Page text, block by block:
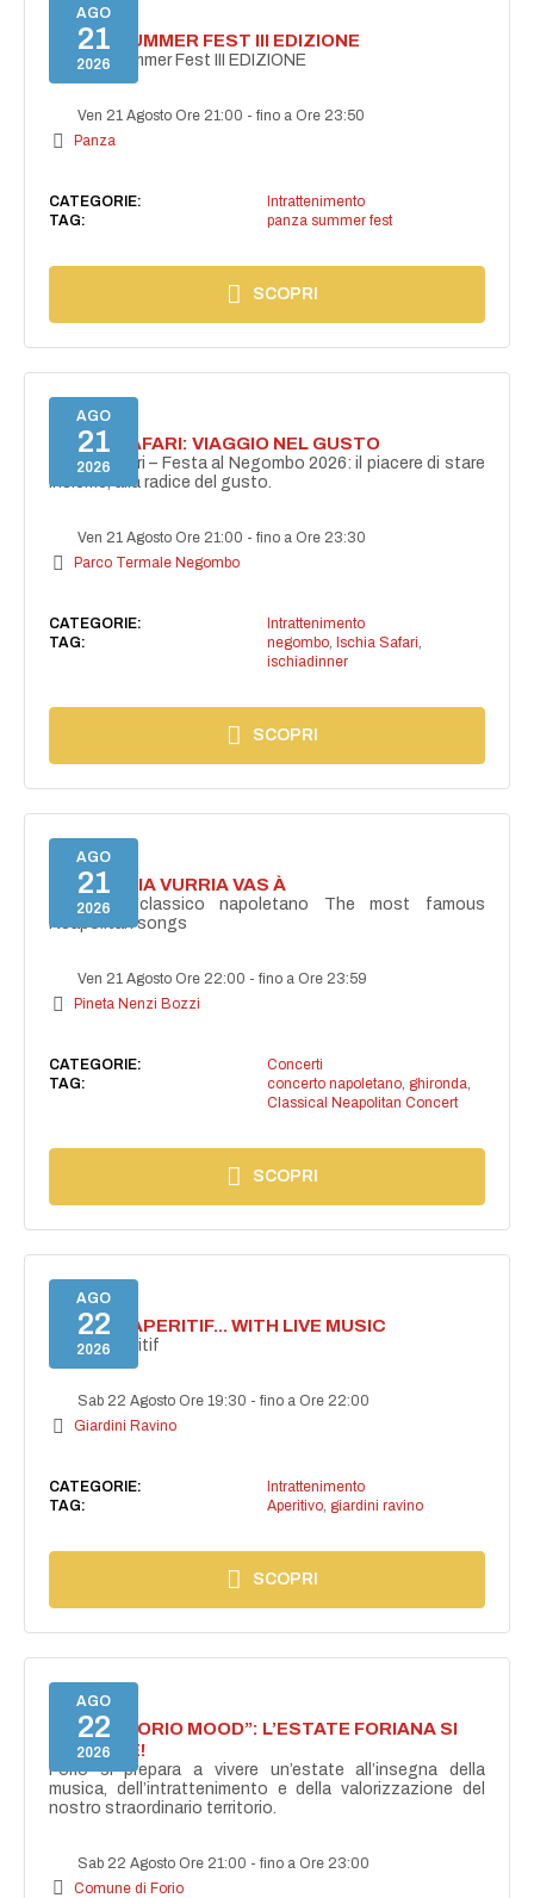
AGO
21
2026
PANZA SUMMER FEST III EDIZIONE
PANZA Summer Fest III EDIZIONE
Ven 21 Agosto Ore 21:00 -fino a Ore 23:50
Panza
CATEGORIE:
Intrattenimento
TAG:
panza summer fest
SCOPRI
AGO
21
2026
ISCHIA SAFARI: VIAGGIO NEL GUSTO
Ischia Safari – Festa al Negombo 2026: il piacere di stare
insieme, alla radice del gusto.
Ven 21 Agosto Ore 21:00 -fino a Ore 23:30
Parco Termale Negombo
CATEGORIE:
Intrattenimento
TAG:
negombo, Ischia Safari,
ischiadinner
SCOPRI
AGO
21
2026
I'TE VURRIA VURRIA VAS À
Concerto classico napoletano The most famous
Neapolitan songs
Ven 21 Agosto Ore 22:00 -fino a Ore 23:59
Pineta Nenzi Bozzi
CATEGORIE:
Concerti
TAG:
concerto napoletano, ghironda,
Classical Neapolitan Concert
SCOPRI
AGO
22
2026
SECRET APERITIF... WITH LIVE MUSIC
Secret aperitif
Sab 22 Agosto Ore 19:30 -fino a Ore 22:00
Giardini Ravino
CATEGORIE:
Intrattenimento
TAG:
Aperitivo, giardini ravino
SCOPRI
AGO
22
2026
NASCE “FORIO MOOD”: L’ESTATE FORIANA SI
ACCENDE!
Forio si prepara a vivere un’estate all’insegna della
musica, dell’intrattenimento e della valorizzazione del
nostro straordinario territorio.
Sab 22 Agosto Ore 21:00 -fino a Ore 23:00
Comune di Forio